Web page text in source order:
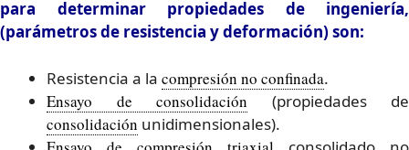
para determinar propiedades de ingeniería,
(parámetros de resistencia y deformación) son:
Resistencia a la compresión no confinada.
Ensayo de consolidación (propiedades de
consolidación unidimensionales).